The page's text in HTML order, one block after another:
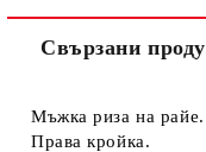
Ние ще се свържем с
Свързани
Мъжка риза на райе.
Права кройка.